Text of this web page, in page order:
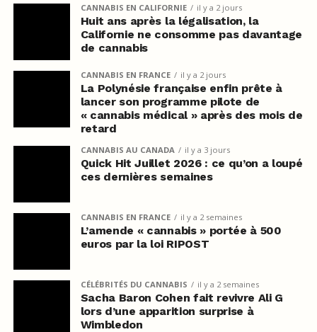
CANNABIS EN CALIFORNIE il y a 2 jours
Huit ans après la légalisation, la
Californie ne consomme pas davantage
de cannabis
CANNABIS EN FRANCE il y a 2 jours
La Polynésie française enfin prête à
lancer son programme pilote de
« cannabis médical » après des mois de
retard
CANNABIS AU CANADA il y a 3 jours
Quick Hit Juillet 2026 : ce qu’on a loupé
ces dernières semaines
CANNABIS EN FRANCE il y a 2 semaines
L’amende « cannabis » portée à 500
euros par la loi RIPOST
CÉLÉBRITÉS DU CANNABIS il y a 2 semaines
Sacha Baron Cohen fait revivre Ali G
lors d’une apparition surprise à
Wimbledon